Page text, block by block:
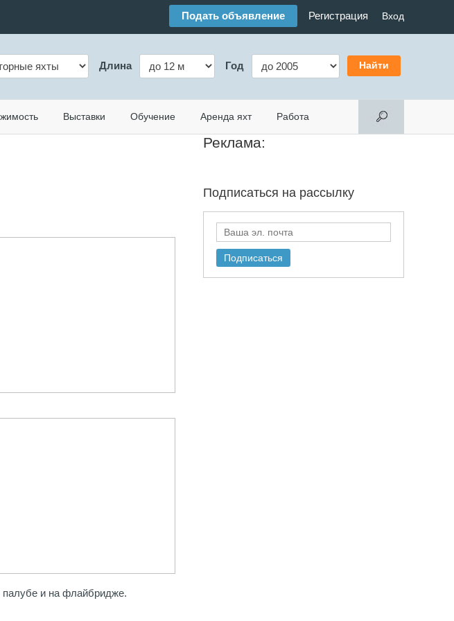
Подать объявление Регистрация Вход
Длина Год
Выставки Обучение Аренда яхт Работа
палубе и на флайбридже.
Реклама:
Подписаться на рассылку